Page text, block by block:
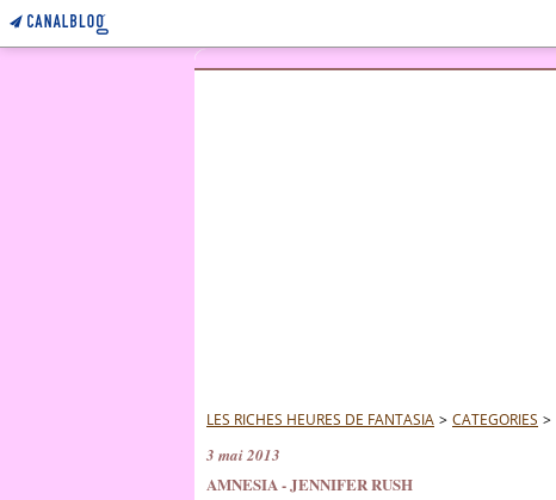
LES RICHES HEURES DE FANTASIA > CATEGORIES >
3 mai 2013
AMNESIA - JENNIFER RUSH